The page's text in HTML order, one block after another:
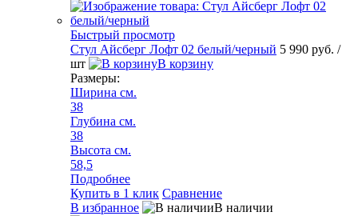
Быстрый просмотр
Стул Айсберг Лофт 02 белый/черный 5 990 руб. /
шт
В корзину
Размеры:
Ширина см.
38
Глубина см.
38
Высота см.
58,5
Подробнее
Купить в 1 клик Сравнение
В избранное
В наличии